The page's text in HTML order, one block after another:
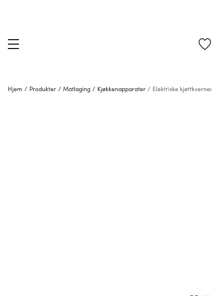
Hjem / Produkter / Matlaging / Kjøkkenapparater / Elektriske kjøttkverner